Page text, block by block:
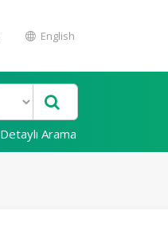
English
Detaylı Arama